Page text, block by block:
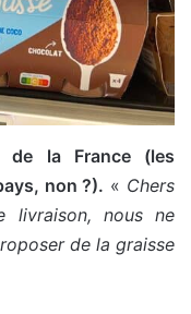
de la France (les
non ?). « Chers
livraison, nous ne
de la graisse